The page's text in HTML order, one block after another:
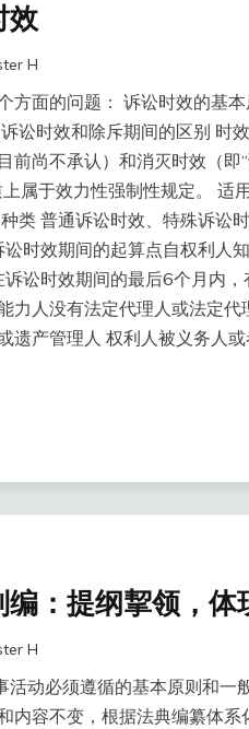
效
H
方面的问题： 诉讼时效的基
讼时效和除斥期间的区别 时
前尚不承认）和消灭时效（即
属于效力性强制性规定。 适
类 普通诉讼时效、特殊诉讼
时效期间的起算点自权利人
讼时效期间的最后6个月内
力人没有法定代理人或法定
遗产管理人 权利人被义务人
编：提纲挈领，体
H
活动必须遵循的基本原则和
内容不变，根据法典编纂体